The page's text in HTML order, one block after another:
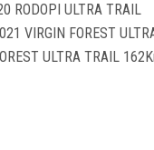
RODOPI ULTRA TRAIL
VIRGIN FOREST
ULTRA TRAIL